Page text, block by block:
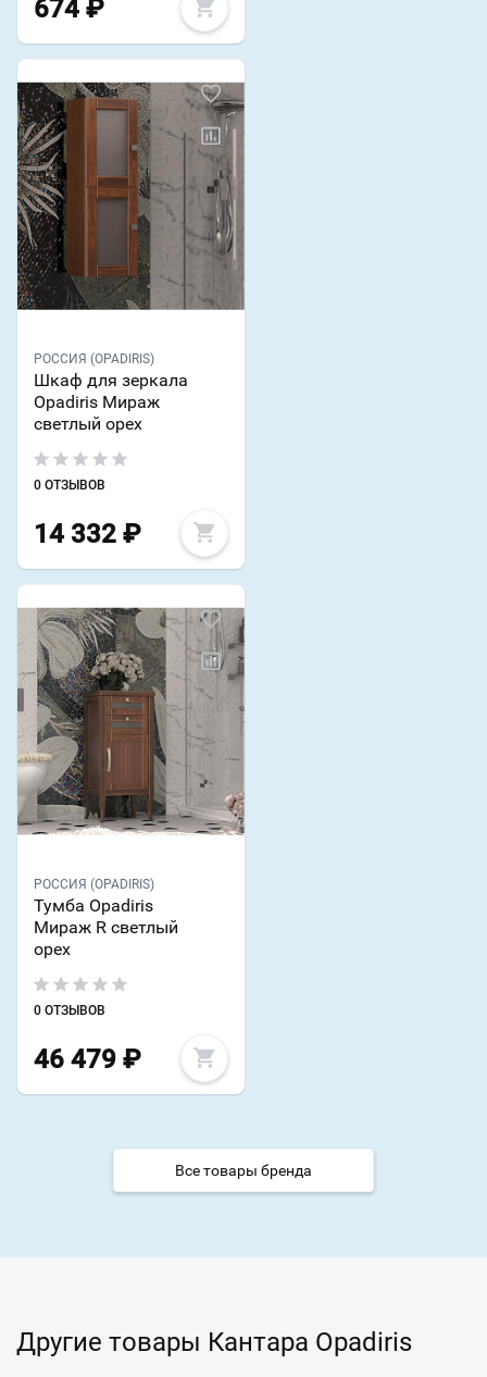
674 ₽
РОССИЯ (OPADIRIS)
Шкаф для зеркала
Opadiris Мираж
светлый орех
0 ОТЗЫВОВ
14 332 ₽
РОССИЯ (OPADIRIS)
Тумба Opadiris
Мираж R светлый
орех
0 ОТЗЫВОВ
46 479 ₽
Все товары бренда
Другие товары Кантара Opadiris